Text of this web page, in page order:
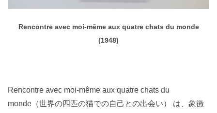
Rencontre avec moi-même aux quatre chats du monde
(1948)
Rencontre avec moi-même aux quatre chats du
monde（世界の四匹の猫での自己との出会い） は、象徴